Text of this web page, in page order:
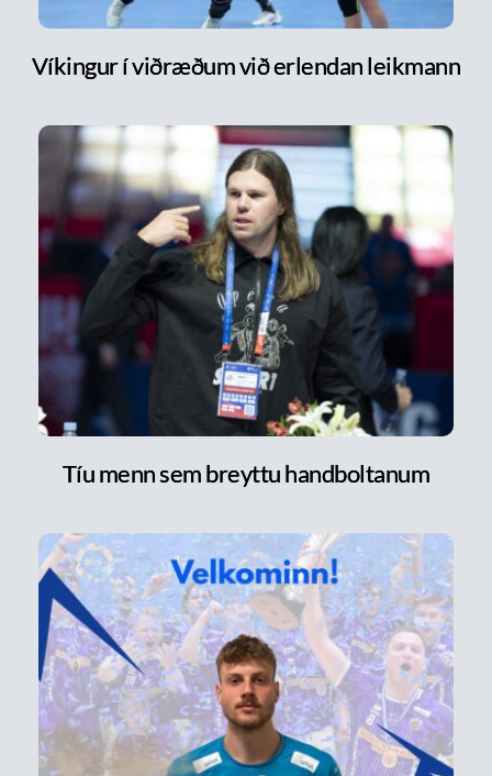
Víkingur í viðræðum við erlendan leikmann
Tíu menn sem breyttu handboltanum